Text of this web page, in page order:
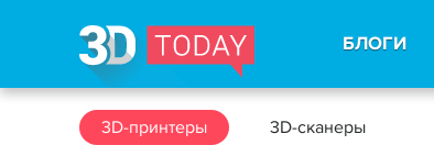
БЛОГИ
3D-принтеры 3D-сканеры